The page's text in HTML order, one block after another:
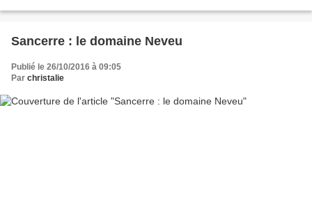
Sancerre : le domaine Neveu
Publié le 26/10/2016 à 09:05
Par christalie